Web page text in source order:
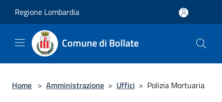
Regione Lombardia
Comune di Bollate
Home > Amministrazione > Uffici > Polizia Mortuaria